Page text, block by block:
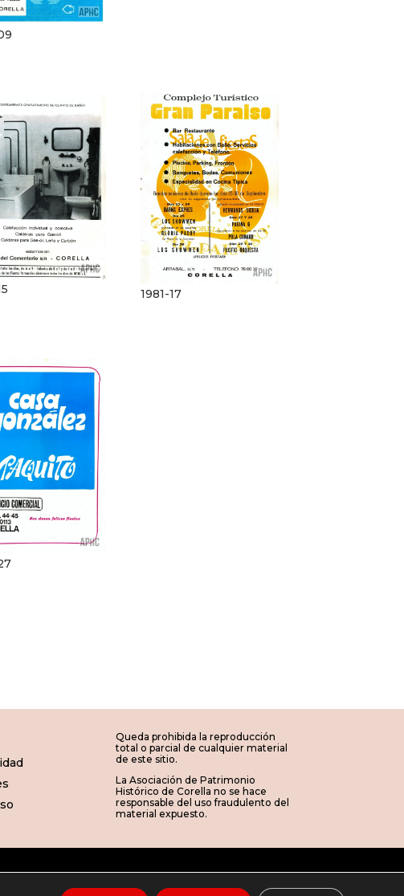
1981-17
Queda prohibida la reproducción
total o parcial de cualquier material
de este sitio.
La Asociación de Patrimonio
Histórico de Corella no se hace
responsable del uso fraudulento del
material expuesto.